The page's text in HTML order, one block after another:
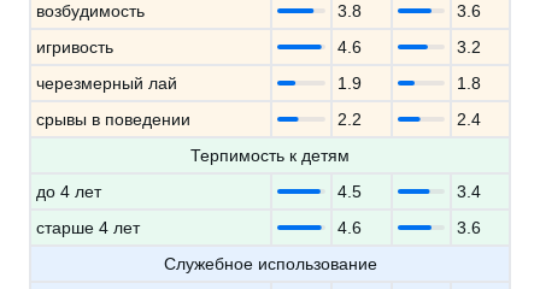
возбудимость
3.8
3.6
игривость
4.6
3.2
черезмерный лай
1.9
1.8
срывы в поведении
2.2
2.4
Терпимость к детям
до 4 лет
4.5
3.4
старше 4 лет
4.6
3.6
Служебное использование